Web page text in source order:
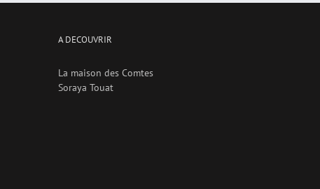
A DECOUVRIR
La maison des Comtes
Soraya Touat